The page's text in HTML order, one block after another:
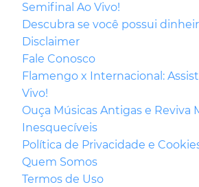
Semifinal Ao Vivo!
Descubra se você possui
Disclaimer
Fale Conosco
Flamengo x Internacional:
Vivo!
Ouça Músicas Antigas e Reviva
Inesquecíveis
Política de Privacidade e
Quem Somos
Termos de Uso